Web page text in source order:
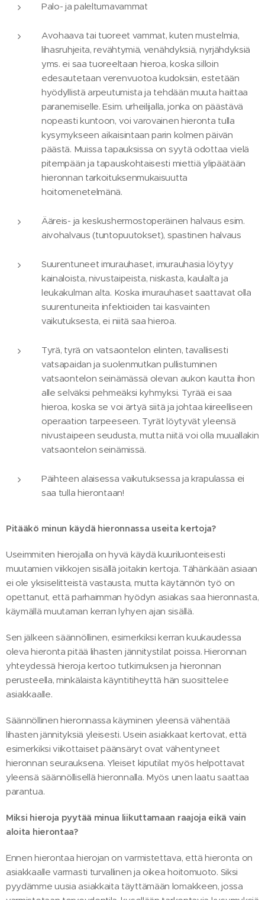
Palo- ja paleltumavammat
Avohaava tai tuoreet vammat, kuten mustelmia,
lihasruhjeita, revähtymiä, venähdyksiä, nyrjähdyksiä
yms. ei saa tuoreeltaan hieroa, koska silloin
edesautetaan verenvuotoa kudoksiin, estetään
hyödyllistä arpeutumista ja tehdään muuta haittaa
paranemiselle. Esim. urheilijalla, jonka on päästävä
nopeasti kuntoon, voi varovainen hieronta tulla
kysymykseen aikaisintaan parin kolmen päivän
päästä. Muissa tapauksissa on syytä odottaa vielä
pitempään ja tapauskohtaisesti miettiä ylipäätään
hieronnan tarkoituksenmukaisuutta
hoitomenetelmänä.
Ääreis- ja keskushermostoperäinen halvaus esim.
aivohalvaus (tuntopuutokset), spastinen halvaus
Suurentuneet imurauhaset, imurauhasia löytyy
kainaloista, nivustaipeista, niskasta, kaulalta ja
leukakulman alta. Koska imurauhaset saattavat olla
suurentuneita infektioiden tai kasvainten
vaikutuksesta, ei niitä saa hieroa.
Tyrä, tyrä on vatsaontelon elinten, tavallisesti
vatsapaidan ja suolenmutkan pullistuminen
vatsaontelon seinämässä olevan aukon kautta ihon
alle selväksi pehmeäksi kyhmyksi. Tyrää ei saa
hieroa, koska se voi ärtyä siitä ja johtaa kiireelliseen
operaation tarpeeseen. Tyrät löytyvät yleensä
nivustaipeen seudusta, mutta niitä voi olla muuallakin
vatsaontelon seinämissä.
Päihteen alaisessa vaikutuksessa ja krapulassa ei
saa tulla hierontaan!
Pitääkö minun käydä hieronnassa useita kertoja?
Useimmiten hierojalla on hyvä käydä kuuriluonteisesti
muutamien viikkojen sisällä joitakin kertoja. Tähänkään asiaan
ei ole yksiselitteistä vastausta, mutta käytännön työ on
opettanut, että parhaimman hyödyn asiakas saa hieronnasta,
käymällä muutaman kerran lyhyen ajan sisällä.
Sen jälkeen säännöllinen, esimerkiksi kerran kuukaudessa
oleva hieronta pitää lihasten jännitystilat poissa. Hieronnan
yhteydessä hieroja kertoo tutkimuksen ja hieronnan
perusteella, minkälaista käyntitiheyttä hän suosittelee
asiakkaalle.
Säännöllinen hieronnassa käyminen yleensä vähentää
lihasten jännityksiä yleisesti. Usein asiakkaat kertovat, että
esimerkiksi viikottaiset päänsäryt ovat vähentyneet
hieronnan seurauksena. Yleiset kiputilat myös helpottavat
yleensä säännöllisellä hieronnalla. Myös unen laatu saattaa
parantua.
Miksi hieroja pyytää minua liikuttamaan raajoja eikä vain
aloita hierontaa?
Ennen hierontaa hierojan on varmistettava, että hieronta on
asiakkaalle varmasti turvallinen ja oikea hoitomuoto. Siksi
pyydämme uusia asiakkaita täyttämään lomakkeen, jossa